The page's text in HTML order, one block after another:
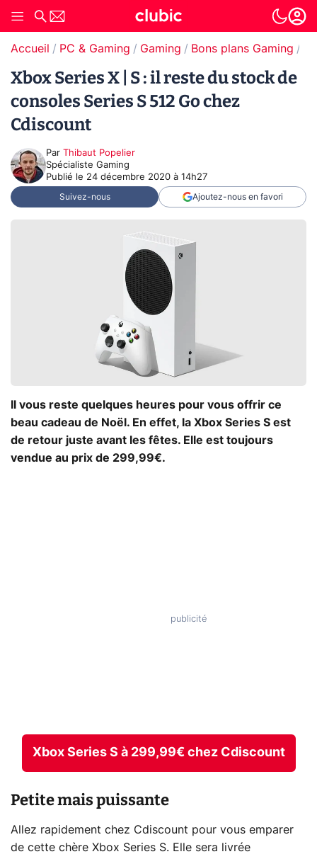
Accueil PC & Gaming Gaming Bons plans Gaming
Xbox Series X | S : il reste du stock de
consoles Series S 512 Go chez
Cdiscount
Par Thibaut Popelier
Spécialiste Gaming
Publié le 24 décembre 2020 à 14h27
Suivez-nous Ajoutez-nous en favori
Il vous reste quelques heures pour vous offrir ce
beau cadeau de Noël. En effet, la Xbox Series S est
de retour juste avant les fêtes. Elle est toujours
vendue au prix de 299,99€.
Xbox Series S à 299,99€ chez Cdiscount
Petite mais puissante
Allez rapidement chez Cdiscount pour vous emparer
de cette chère Xbox Series S. Elle sera livrée